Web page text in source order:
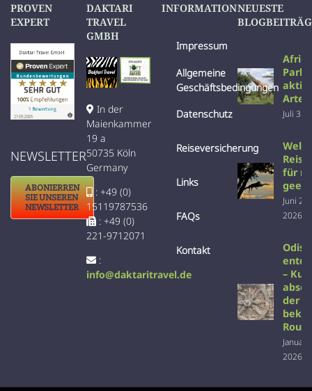
PROVEN
EXPERT
NEWSLETTER
ABONIERREN
SIE UNSEREN
NEWSLETTER
DAKTARI
TRAVEL
GMBH
In der
Maienkammer
19 a
50735 Köln
Germany
: +49 (0)
15119787536
: +49 (0)
221-9712071
:
info@daktaritravel.de
INFORMATION
Impressum
Allgemeine
Geschäftsbedingungen
Datenschutz
Reiseversicherung
Links
FAQs
Kontakt
NEUESTE
Parks
Juli
für
Juni
2026
–
der
Januar
2026